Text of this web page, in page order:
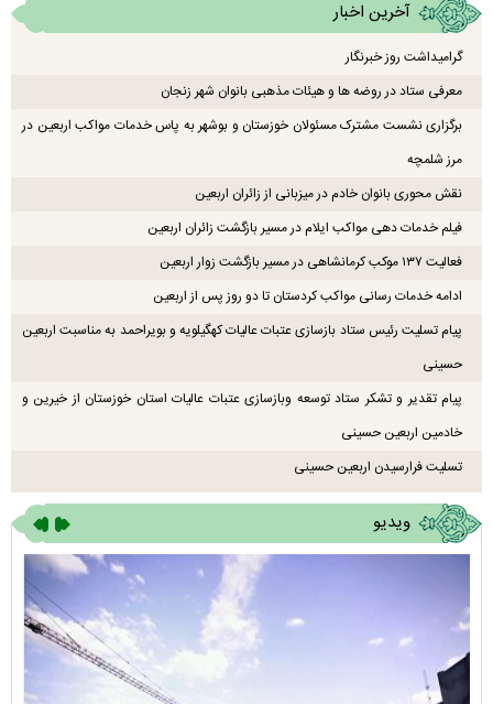
آخرین اخبار
گرامیداشت روز خبرنگار
معرفی ستاد در روضه ها و هیئات مذهبی بانوان شهر زنجان
برگزاری نشست مشترک مسئولان خوزستان و بوشهر به پاس خدمات مواکب اربعین در
مرز شلمچه
نقش محوری بانوان خادم در میزبانی از زائران اربعین
فیلم خدمات دهی مواکب ایلام در مسیر بازگشت زائران اربعین
فعالیت ۱۳۷ موکب کرمانشاهی در مسیر بازگشت زوار اربعین
ادامه خدمات رسانی مواکب کردستان تا دو روز پس از اربعین
پیام تسلیت رئیس ستاد بازسازی عتبات عالیات کهگیلویه و بویراحمد به مناسبت اربعین
حسینی
پیام تقدیر و تشکر ستاد توسعه وبازسازی عتبات عالیات استان خوزستان از خیرین و
خادمین اربعین حسینی
تسلیت فرارسیدن اربعین حسینی
ویدیو